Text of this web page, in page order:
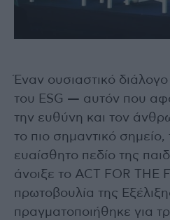
Έναν ουσιαστικό
του ESG — αυτόν που
την ευθύνη και τον
το πιο σημαντικό σημείο,
ευαίσθητο πεδίο της
άνοιξε το ACT FOR THE
πρωτοβουλία της
πραγματοποιήθηκε για